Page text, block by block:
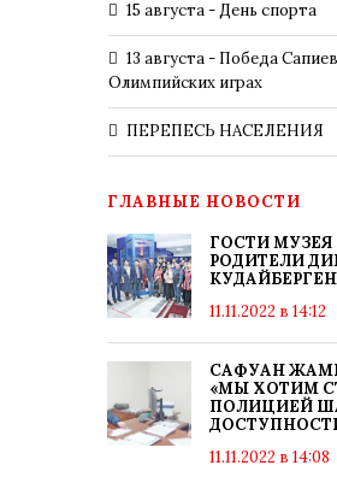
15 августа - День спорта
13 августа - Победа
Олимпийских играх
ПЕРЕПЕСЬ НАСЕЛЕНИЯ
ГЛАВНЫЕ НОВОСТИ
ГОСТИ МУЗЕЯ
РОДИТЕЛИ
11.11.2022 в 14:12
САФУАН
«МЫ ХОТИМ
ПОЛИЦИЕЙ
11.11.2022 в 14:08